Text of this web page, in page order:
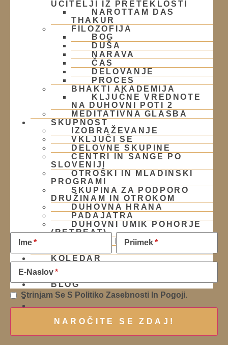
UČITELJI IZ PRETEKLOSTI
NAROTTAM DAS
THAKUR
FILOZOFIJA
BOG
DUŠA
NARAVA
ČAS
DELOVANJE
PROCES
BHAKTI AKADEMIJA
KLJUČNE VREDNOTE
NA DUHOVNI POTI 2
MEDITATIVNA GLASBA
SKUPNOST
IZOBRAŽEVANJE
VKLJUČI SE
DELOVNE SKUPINE
CENTRI IN SANGE PO
SLOVENIJI
OTROŠKI IN MLADINSKI
PROGRAMI
SKUPINA ZA PODPORO
DRUŽINAM IN OTROKOM
DUHOVNA HRANA
PADAJATRA
DUHOVNI UMIK POHORJE
(RETREAT)
PODARI DOHODNINO
KOLEDAR
VAŠA VPRAŠANJA
PIŠI NAM
BLOG
01 431 21 24
info@harekrisna.net
Naročite se na Krišnove novičke
Ime Priimek
E-Naslov
Strinjam Se S Politiko Zasebnosti In Pogoji.